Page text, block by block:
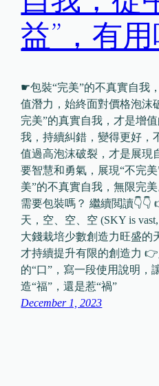
益”，有用
☛包裝“完美”的不真實自我
值潛力，始終面對價格泡沫
完美”的真實自我，才是增
我，持續糾錯，變得更好，
值過高泡沫破裂，才是展
要智慧和勇氣，展現“不完
美”的不真實自我，無限完
需要包裝嗎？ 繼續閲讀
天，空、空、空 (SKY is
大錢栽培少數創造力旺盛的
才持續提升有限的創造力
的“口”，寫一段使用說明，
造“福”，還是惹“禍”
December 1, 2023